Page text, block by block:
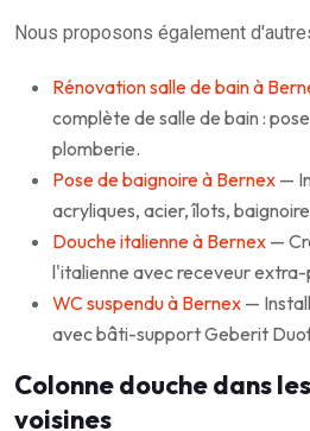
Nous proposons également
Rénovation salle de bain à
complète de salle de bain :
plomberie.
Pose de baignoire à Bernex —
acryliques, acier, îlots,
Douche italienne à Bernex —
l'italienne avec receveur extra-
WC suspendu à Bernex —
avec bâti-support Geberit
Colonne douche dans
voisines